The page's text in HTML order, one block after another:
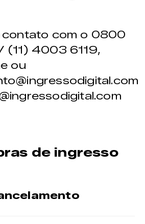
contato com o 0800
(11) 4003 6119,
ou
de ingresso